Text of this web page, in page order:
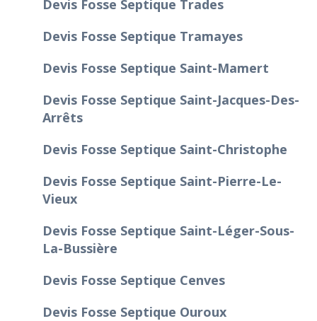
Devis Fosse Septique Trades
Devis Fosse Septique Tramayes
Devis Fosse Septique Saint-Mamert
Devis Fosse Septique Saint-Jacques-Des-
Arrêts
Devis Fosse Septique Saint-Christophe
Devis Fosse Septique Saint-Pierre-Le-
Vieux
Devis Fosse Septique Saint-Léger-Sous-
La-Bussière
Devis Fosse Septique Cenves
Devis Fosse Septique Ouroux